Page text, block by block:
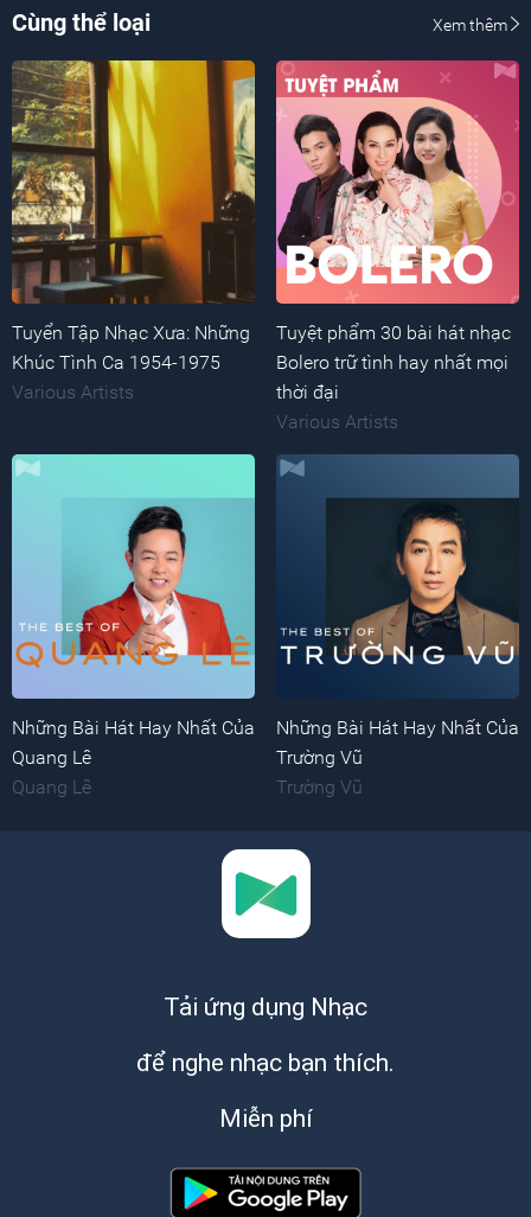
Cùng thể loại Xem thêm
Tuyển Tập Nhạc Xưa: Những
Khúc Tình Ca 1954-1975
Various Artists
Tuyệt phẩm 30 bài hát nhạc
Bolero trữ tình hay nhất mọi
thời đại
Various Artists
Những Bài Hát Hay Nhất Của
Quang Lê
Quang Lê
Những Bài Hát Hay Nhất Của
Trường Vũ
Trường Vũ
Tải ứng dụng Nhạc
để nghe nhạc bạn thích.
Miễn phí